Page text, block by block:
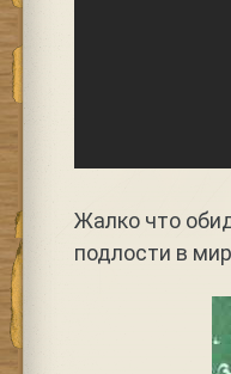
Жалко что
подлости в